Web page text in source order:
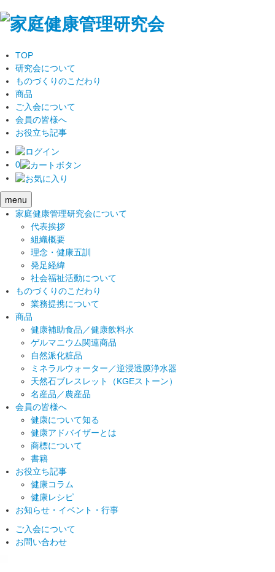
TOP
研究会について
ものづくりのこだわり
商品
ご入会について
会員の皆様へ
お役立ち記事
0
menu
家庭健康管理研究会について
代表挨拶
組織概要
理念・健康五訓
発足経緯
社会福祉活動について
ものづくりのこだわり
業務提携について
商品
健康補助食品／健康飲料水
ゲルマニウム関連商品
自然派化粧品
ミネラルウォーター／逆浸透膜浄水器
天然石ブレスレット（KGEストーン）
名産品／農産品
会員の皆様へ
健康について知る
健康アドバイザーとは
商標について
書籍
お役立ち記事
健康コラム
健康レシピ
お知らせ・イベント・行事
ご入会について
お問い合わせ